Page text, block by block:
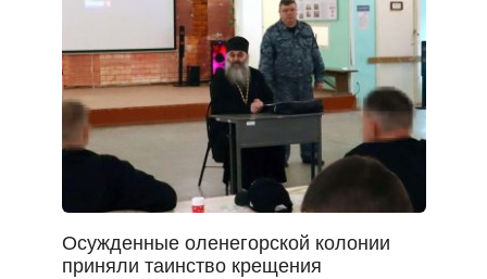
Осужденные оленегорской колонии
приняли таинство крещения